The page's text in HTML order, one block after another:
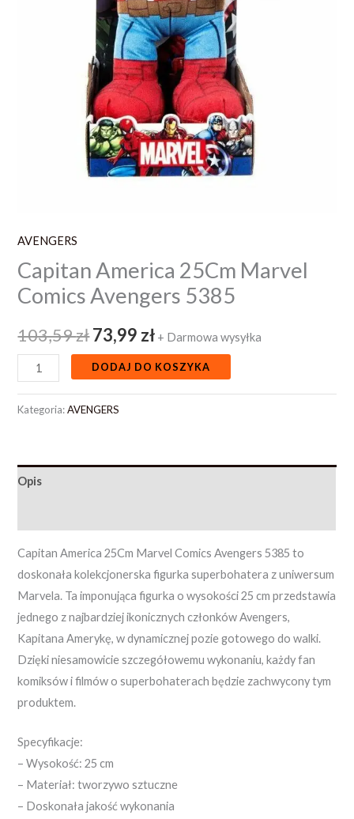
AVENGERS
Capitan America 25Cm Marvel
Comics Avengers 5385
103,59zł73,99 zł + Darmowa wysyłka
DODAJ DO KOSZYKA
Kategoria:AVENGERS
Opis
Capitan America 25Cm Marvel Comics Avengers 5385 to
doskonała kolekcjonerska figurka superbohatera z uniwersum
Marvela. Ta imponująca figurka o wysokości 25 cm przedstawia
jednego z najbardziej ikonicznych członków Avengers,
Kapitana Amerykę, w dynamicznej pozie gotowego do walki.
Dzięki niesamowicie szczegółowemu wykonaniu, każdy fan
komiksów i filmów o superbohaterach będzie zachwycony tym
produktem.
Specyfikacje:
– Wysokość: 25 cm
– Materiał: tworzywo sztuczne
– Doskonała jakość wykonania